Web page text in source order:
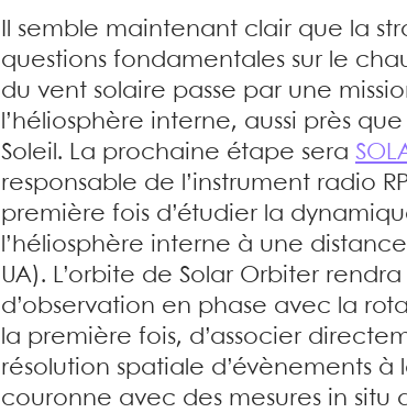
Il semble maintenant clair que la
questions fondamentales sur le
du vent solaire passe par une
l’héliosphère interne, aussi près
Soleil. La prochaine étape sera
responsable de l’instrument radio
première fois d’étudier la
l’héliosphère interne à une
UA). L’orbite de Solar Orbiter
d’observation en phase avec la
la première fois, d’associer
résolution spatiale d’évènements à
couronne avec des mesures in situ